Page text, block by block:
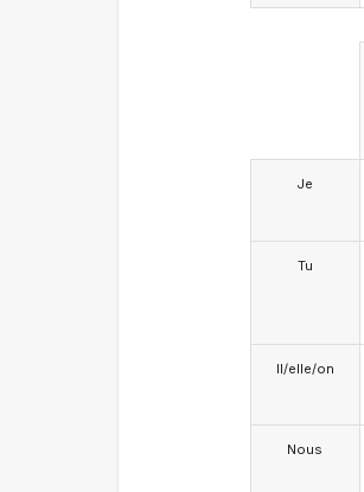
Je
Tu
Il/elle/on
Nous